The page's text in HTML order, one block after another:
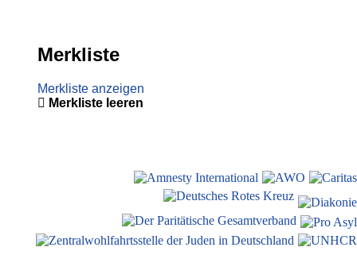
Merkliste
Merkliste anzeigen
Merkliste leeren